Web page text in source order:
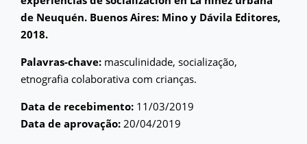
de Neuquén. Buenos Aires: Mino y Dávila Editores,
2018.
Palavras-chave: masculinidade, socialização,
etnografia colaborativa com crianças.
Data de recebimento: 11/03/2019
Data de aprovação: 20/04/2019